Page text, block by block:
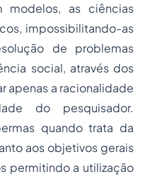
modelos, as ciências
impossibilitando-as
de problemas
social, através dos
apenas a racionalidade
do pesquisador.
quando trata da
aos objetivos gerais
permitindo a utilização